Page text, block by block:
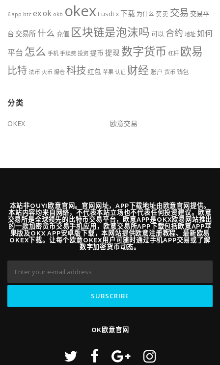
6 app btc exok okb okext usdtx下载 为什么 买卖 交易 交易平
台 交易所 什么 充值 区块链是泡沫吗 可以 合约 地址 如何
平台 怎么 手机 手续费 投资 提币 提现 数字货币 杠杆 欧易
比特法币 火币 爆仓 科技 红包 苹果 认证 财经 账户 货币 钱包
分类
OKEX 欧意交易
本站非OUYI欧意官网。官网网址，APP下载地址由欧意官网提供。
本站内容均来自网络，不代表本站立场也不代表任何投资建议。欧意
交易所是全球领先的比特币交易平台，欧意APP是OKX欧易网站推出
的一款加密货币交易手机应用，欧意交易所APP下载包括欧意APP苹
果版及OKX APP安卓版下载，本网站提供欧意注册教程、最新欧易
OKEX下载。让每个欧意OKEX用户可随时通过手机APP交易或了解
数字加密货币动态。
OK欧意官网